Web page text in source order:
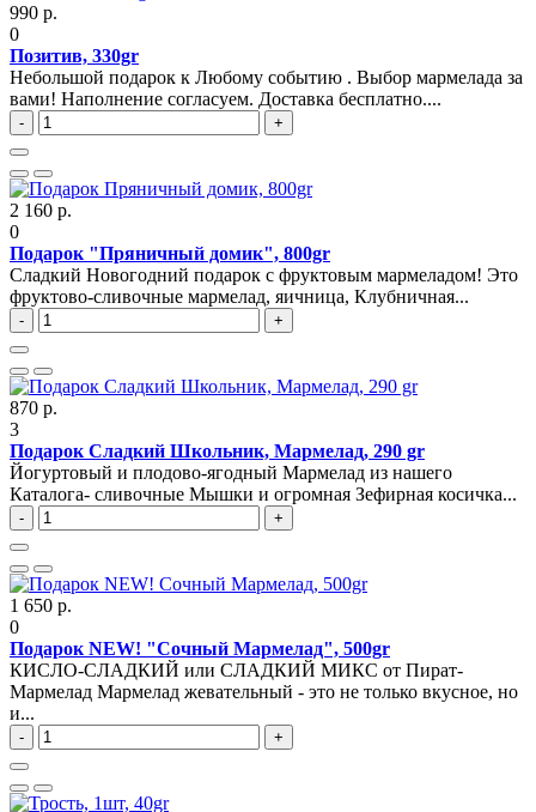
990 р.
0
Позитив, 330gr
Небольшой подарок к Любому событию . Выбор мармелада за
вами! Наполнение согласуем. Доставка бесплатно....
- +
2 160 р.
0
Подарок "Пряничный домик", 800gr
Сладкий Новогодний подарок с фруктовым мармеладом! Это
фруктово-сливочные мармелад, яичница, Клубничная...
- +
870 р.
3
Подарок Сладкий Школьник, Мармелад, 290 gr
Йогуртовый и плодово-ягодный Мармелад из нашего
Каталога- сливочные Мышки и огромная Зефирная косичка...
- +
1 650 р.
0
Подарок NEW! "Сочный Мармелад", 500gr
КИСЛО-СЛАДКИЙ или СЛАДКИЙ МИКС от Пират-
Мармелад Мармелад жевательный - это не только вкусное, но
и...
- +